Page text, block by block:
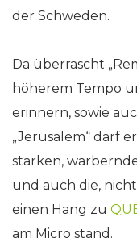
der Schweden.
Da überrascht
höherem Tempo
erinnern, sowie
„Jerusalem“ darf
starken,
und auch die,
einen Hang zu
am Micro stand.